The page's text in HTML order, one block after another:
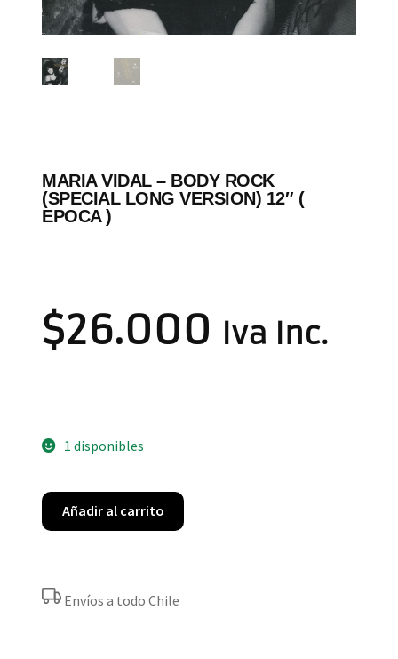
MARIA VIDAL – BODY ROCK
(SPECIAL LONG VERSION) 12″ (
EPOCA )
$26.000 Iva Inc.
1 disponibles
Añadir al carrito
Envíos a todo Chile